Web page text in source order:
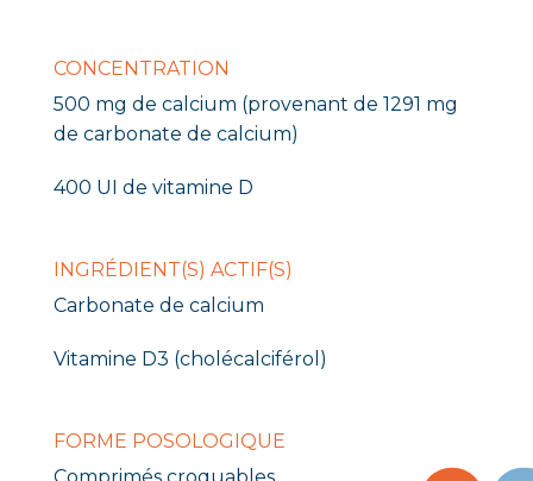
CONCENTRATION
500 mg de calcium (provenant de 1291 mg
de carbonate de calcium)
400 UI de vitamine D
INGRÉDIENT(S) ACTIF(S)
Carbonate de calcium
Vitamine D3 (cholécalciférol)
FORME POSOLOGIQUE